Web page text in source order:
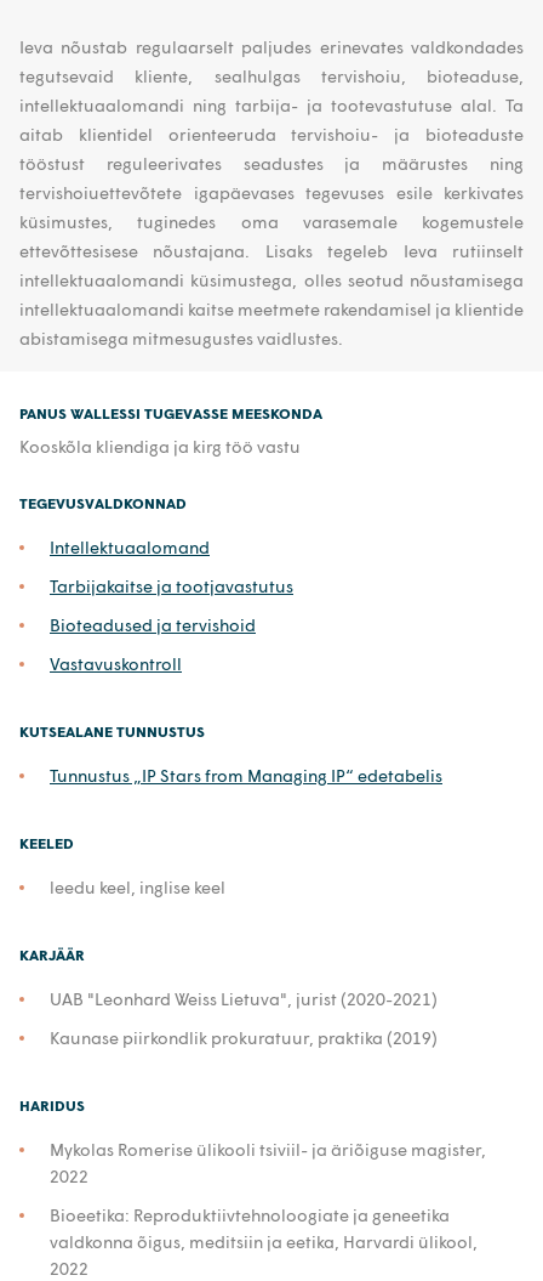
Ieva nõustab regulaarselt paljudes erinevates valdkondades
tegutsevaid kliente, sealhulgas tervishoiu, bioteaduse,
intellektuaalomandi ning tarbija- ja tootevastutuse alal. Ta
aitab klientidel orienteeruda tervishoiu- ja bioteaduste
tööstust reguleerivates seadustes ja määrustes ning
tervishoiuettevõtete igapäevases tegevuses esile kerkivates
küsimustes, tuginedes oma varasemale kogemustele
ettevõttesisese nõustajana. Lisaks tegeleb Ieva rutiinselt
intellektuaalomandi küsimustega, olles seotud nõustamisega
intellektuaalomandi kaitse meetmete rakendamisel ja klientide
abistamisega mitmesugustes vaidlustes.
PANUS WALLESSI TUGEVASSE MEESKONDA
Kooskõla kliendiga ja kirg töö vastu
TEGEVUSVALDKONNAD
Intellektuaalomand
Tarbijakaitse ja tootjavastutus
Bioteadused ja tervishoid
Vastavuskontroll
KUTSEALANE TUNNUSTUS
Tunnustus „IP Stars from Managing IP“ edetabelis
KEELED
leedu keel, inglise keel
KARJÄÄR
UAB "Leonhard Weiss Lietuva", jurist (2020-2021)
Kaunase piirkondlik prokuratuur, praktika (2019)
HARIDUS
Mykolas Romerise ülikooli tsiviil- ja äriõiguse magister,
2022
Bioeetika: Reproduktiivtehnoloogiate ja geneetika
valdkonna õigus, meditsiin ja eetika, Harvardi ülikool,
2022